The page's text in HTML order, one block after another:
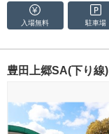
入場無料 駐車場
豊田上郷SA(下り線)